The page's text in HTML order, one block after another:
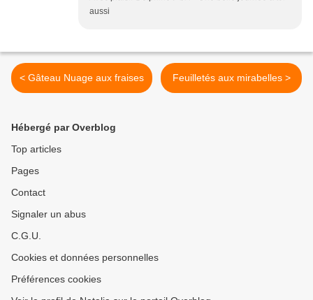
aussi
< Gâteau Nuage aux fraises Feuilletés aux mirabelles >
Hébergé par Overblog
Top articles
Pages
Contact
Signaler un abus
C.G.U.
Cookies et données personnelles
Préférences cookies